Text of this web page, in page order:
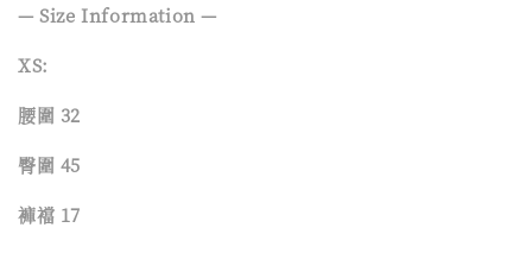
— Size Information —
XS:
腰圍 32
臀圍 45
褲襠 17